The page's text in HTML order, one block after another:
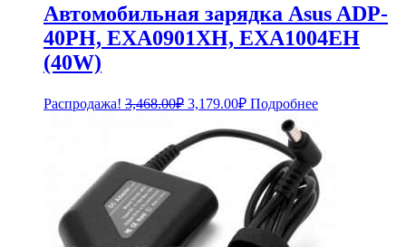
Автомобильная зарядка Asus ADP-
40PH, EXA0901XH, EXA1004EH
(40W)
Распродажа! 3,468.00₽ Первоначальная
составляла
3,468.00₽.
3,179.00₽Текущая
цена:
3,179.00₽.
Подробнее